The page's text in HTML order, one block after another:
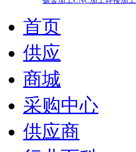
首页
供应
商城
采购中心
供应商